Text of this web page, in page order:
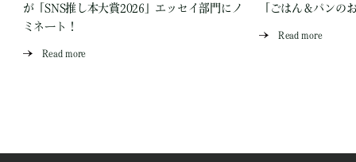
が「SNS推し本大賞2026」エッセイ部門にノ
ミネート！
Read more
「ごはん＆パンの
Read more